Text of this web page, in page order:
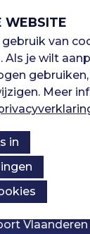
WEBSITE
van
je wilt
Meer
in